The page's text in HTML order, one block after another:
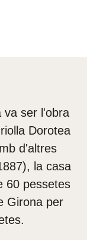
va ser l'obra
Dorotea
d'altres
la casa
60 pessetes
Girona per